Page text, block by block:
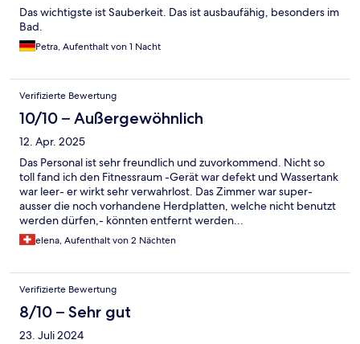
Das wichtigste ist Sauberkeit. Das ist ausbaufähig, besonders im
Bad.
Petra, Aufenthalt von 1 Nacht
Verifizierte Bewertung
10/10 – Außergewöhnlich
12. Apr. 2025
Das Personal ist sehr freundlich und zuvorkommend. Nicht so
toll fand ich den Fitnessraum -Gerät war defekt und Wassertank
war leer- er wirkt sehr verwahrlost. Das Zimmer war super-
ausser die noch vorhandene Herdplatten, welche nicht benutzt
werden dürfen,- könnten entfernt werden...
elena, Aufenthalt von 2 Nächten
Verifizierte Bewertung
8/10 – Sehr gut
23. Juli 2024